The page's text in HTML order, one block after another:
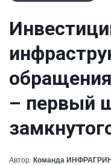
– первый
Автор: Команда